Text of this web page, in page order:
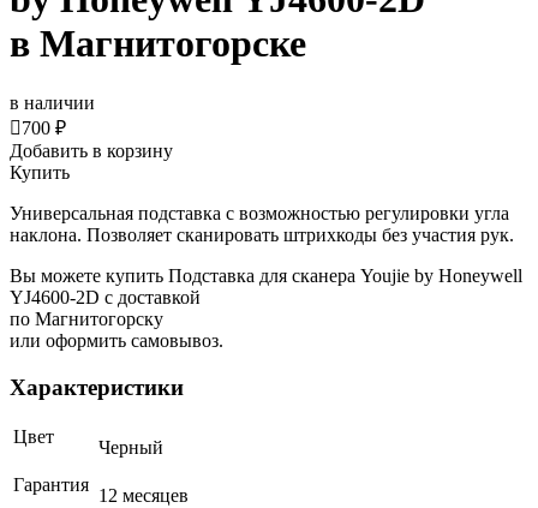
в Магнитогорске
в наличии
700 ₽
Добавить в корзину
Купить
Универсальная подставка с возможностью регулировки угла
наклона. Позволяет сканировать штрихкоды без участия рук.
Вы можете купить Подставка для сканера Youjie by Honeywell
YJ4600-2D с доставкой
по Магнитогорску
или оформить самовывоз.
Характеристики
Цвет
Черный
Гарантия
12 месяцев